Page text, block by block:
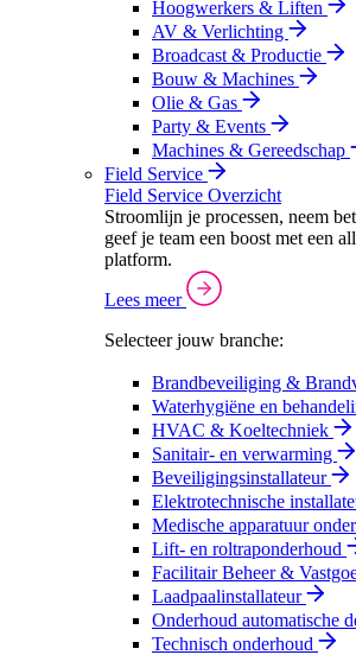
Hoogwerkers & Liften
AV & Verlichting
Broadcast & Productie
Bouw & Machines
Olie & Gas
Party & Events
Machines & Gereedschap
Field Service
Field Service Overzicht
Stroomlijn je processen, neem
geef je team een boost met een
platform.
Lees meer
Selecteer jouw branche:
Brandbeveiliging &
Waterhygiëne en
HVAC & Koeltechniek
Sanitair- en verwarming
Beveiligingsinstallateur
Elektrotechnische
Medische apparatuur
Lift- en roltraponderhoud
Facilitair Beheer &
Laadpaalinstallateur
Onderhoud automatische
Technisch onderhoud